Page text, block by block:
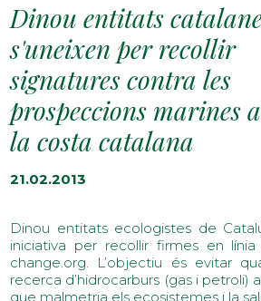
Dinou entitats
s'uneixen per recollir
signatures contra les
prospeccions marines a
la costa catalana
21.02.2013
Dinou entitats ecologistes de
iniciativa per recollir firmes en
change.org. L’objectiu és evitar
recerca d’hidrocarburs (gas i petroli)
que malmetria els ecosistemes i la